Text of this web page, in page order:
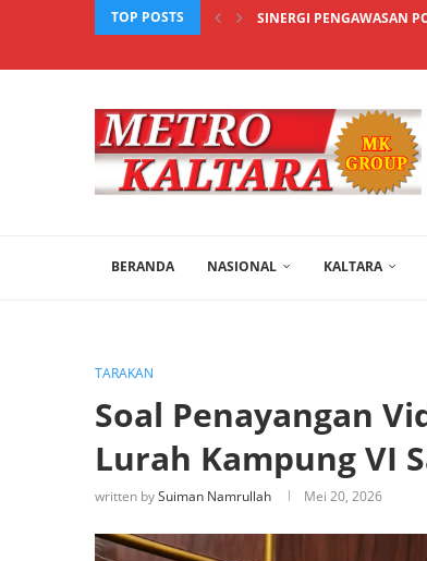
TOP POSTS SINERGI PENGAWASAN
BERANDA NASIONAL KALTARA
TARAKAN
Soal Penayangan
Lurah Kampung VI
written bySuiman Namrullah Mei 20, 2026